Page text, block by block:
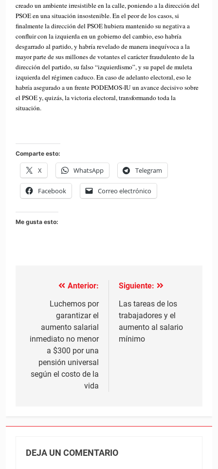
creado un ambiente irresistible en la calle, poniendo a la dirección del
PSOE en una situación insostenible. En el peor de los casos, si
finalmente la dirección del PSOE hubiera mantenido su negativa a
confluir con la izquierda en un gobierno del cambio, eso habría
desgarrado al partido, y habría revelado de manera inequívoca a la
mayor parte de sus millones de votantes el carácter fraudulento de la
dirección del partido, su falso “izquierdismo”, y su papel de muleta
izquierda del régimen caduco. En caso de adelanto electoral, eso le
habría asegurado a un frente PODEMOS-IU un avance decisivo sobre
el PSOE y, quizás, la victoria electoral, transformando toda la
situación.
Comparte esto:
X WhatsApp Telegram
Facebook Correo electrónico
Me gusta esto:
Navegación
entradas
Anterior:
Luchemos por
garantizar el
aumento salarial
inmediato no menor
a $300 por una
pensión universal
según el costo de la
vida
Siguiente:
Las tareas de los
trabajadores y el
aumento al salario
mínimo
DEJA UN COMENTARIO